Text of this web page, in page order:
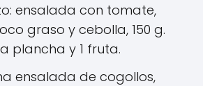
ensalada con tomate,
graso y cebolla, 150 g.
plancha y 1 fruta.
ensalada de cogollos,